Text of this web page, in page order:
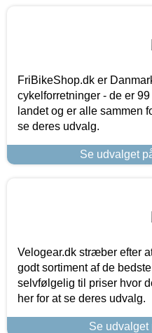
FriBikeShop.dk er
cykelforretninger - de er
landet og er alle sammen
se deres udvalg.
Se udvalget
Velogear.dk stræber efter
godt sortiment af de
selvfølgelig til priser hvor
her for at se deres udvalg.
Se udvalget